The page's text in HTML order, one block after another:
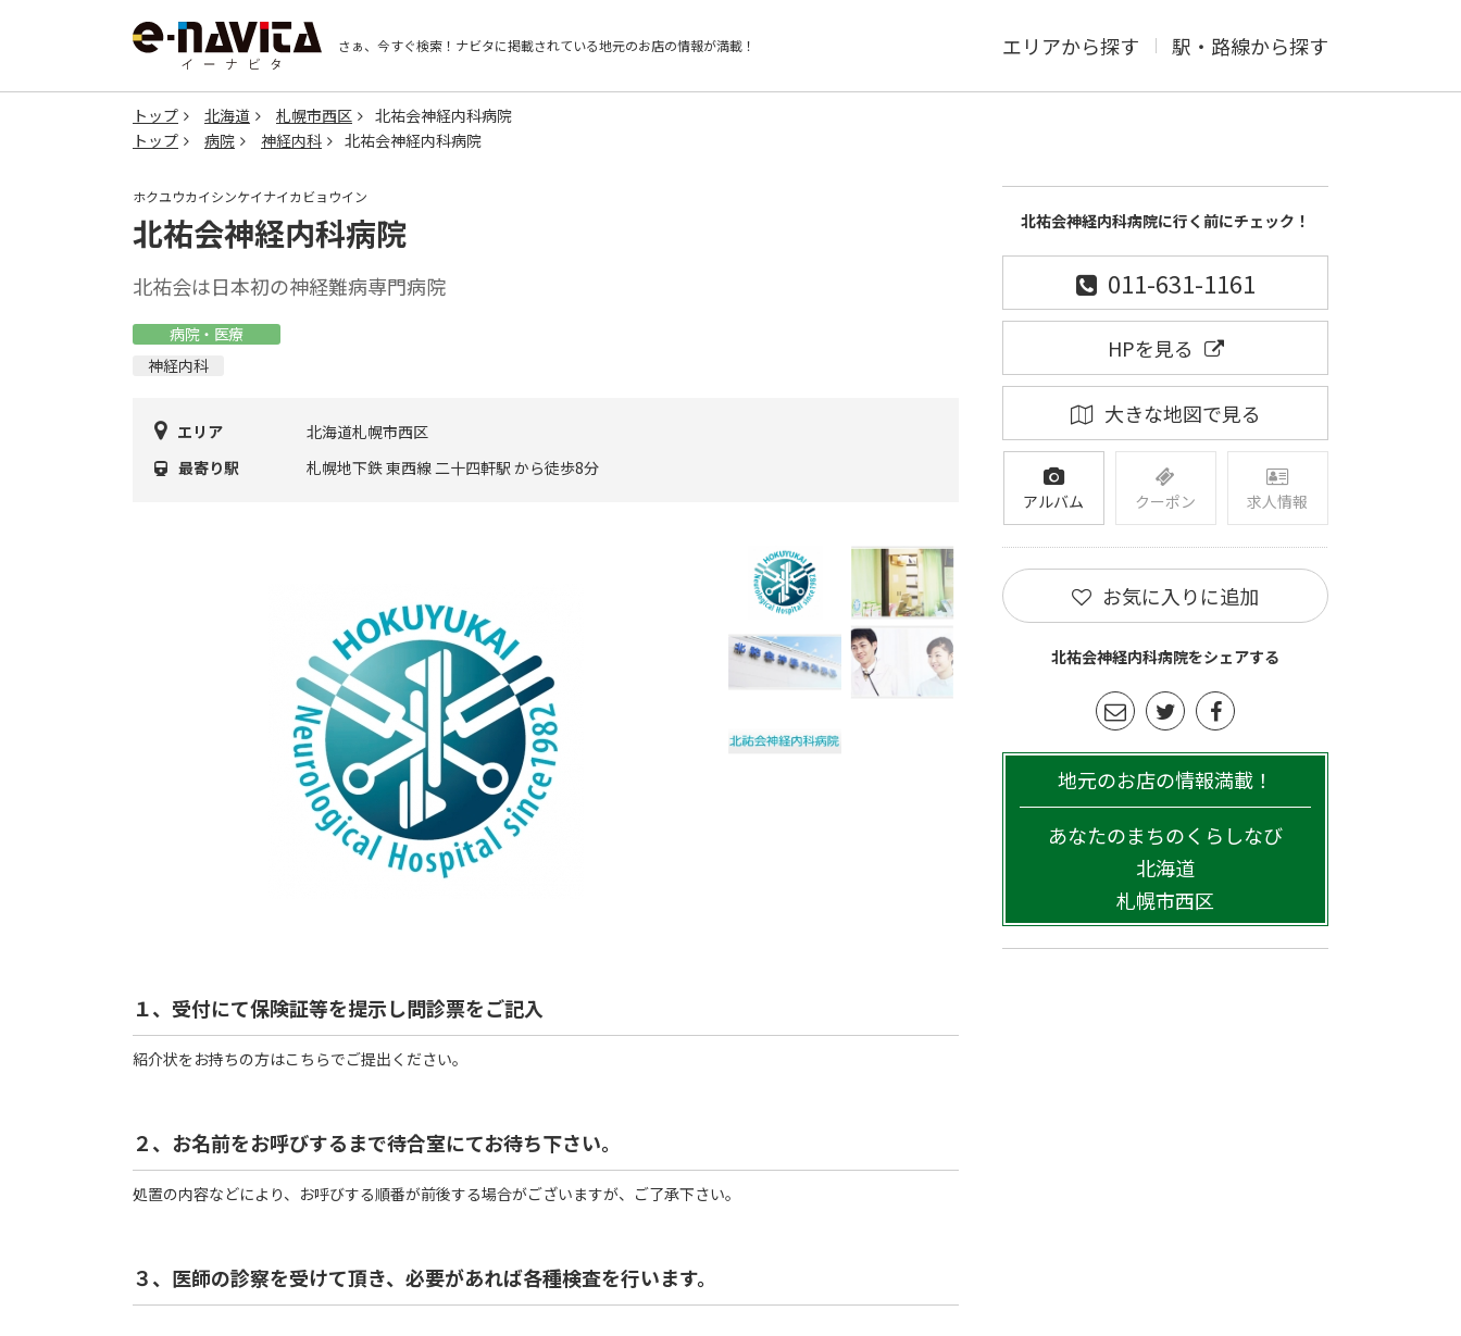
さぁ、今すぐ検索！ ナビタに掲載されている地元のお店の情報が満載！ エリアから探す 駅・路線から探す
トップ 北海道 札幌市西区
北祐会神経内科病院
トップ
病院 神経内科 北祐会神経内科病院
ホクユウカイシンケイナイカビョウイン
北祐会神経内科病院
北祐会は日本初の神経難病専門病院
病院・医療
神経内科
エリア
北海道札幌市西区
最寄り駅
札幌地下鉄 東西線 二十四軒駅 から徒歩8分
１、受付にて保険証等を提示し問診票をご記入
紹介状をお持ちの方はこちらでご提出ください。
２、お名前をお呼びするまで待合室にてお待ち下さい。
処置の内容などにより、お呼びする順番が前後する場合がございますが、ご了承下さい。
３、医師の診察を受けて頂き、必要があれば各種検査を行います。
北祐会神経内科病院に行く前にチェック！
011-631-1161
HPを見る
大きな地図で見る
アルバム クーポン 求人情報
お気に入りに追加
北祐会神経内科病院をシェアする
地元のお店の情報満載！
あなたのまちのくらしなび
北海道
札幌市西区